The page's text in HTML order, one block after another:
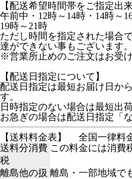
【配送希望時間帯をご指定出
午前中・12時～14時・14時～
19時～21時
ただし時間を指定された場合
達ができない事もございます。
※営業所止めのご注文はお受け
【配送日指定について】
配送日指定は最短お届け日か
す。
日時指定のない場合は最短出
お急ぎの場合は配送日指定「
【送料料金表】
全国一律料
送料分消費
税
この料金には消費
離島他の扱 離島・一部地域で